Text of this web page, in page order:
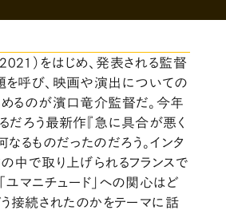
2021）をはじめ、発表される監督
呼び、映画や演出についての
るのが濱口竜介監督だ。今年
だろう最新作『急に具合が悪く
るものだったのだろう。インタ
中で取り上げられるフランスで
マニチュード」への関心はど
う接続されたのかをテーマに話